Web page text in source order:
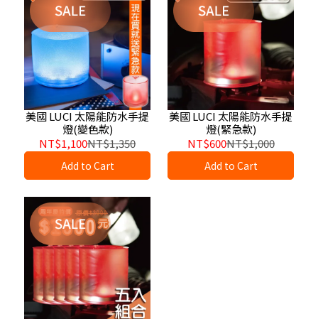
美國 LUCI 太陽能防水手提
燈(變色款)
NT$1,100NT$1,350
Add to Cart
美國 LUCI 太陽能防水手提
燈(緊急款)
NT$600NT$1,000
Add to Cart